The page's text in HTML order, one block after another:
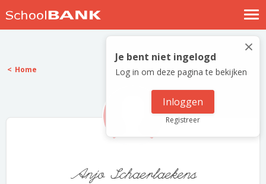
Nostalgische verhalen
Log in
Meld je gratis aan
×
Je bent niet ingelogd
Log in om deze pagina te bekijken
Inloggen
Registreer
Home
Anjo Schaerlaekens